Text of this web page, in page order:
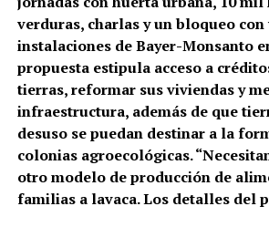
verduras, charlas y un bloqueo
instalaciones de Bayer-Monsanto
propuesta estipula acceso a
tierras, reformar sus viviendas y
infraestructura, además de que
desuso se puedan destinar a la
colonias agroecológicas.
otro modelo de producción de
familias a lavaca. Los detalles del